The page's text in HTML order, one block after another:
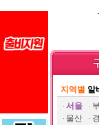
지역별 알
서울
울산